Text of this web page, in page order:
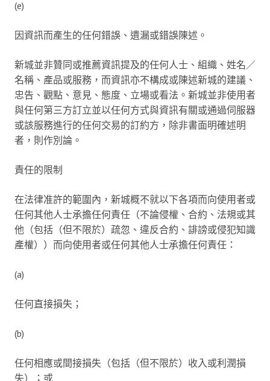
(e)
因資訊而產生的任何錯誤、遺漏或錯誤陳述。
新城並非贊同或推薦資訊提及的任何人士、組織、姓名／
名稱、產品或服務，而資訊亦不構成或陳述新城的建議、
忠告、觀點、意見、態度、立場或看法。新城並非使用者
與任何第三方訂立並以任何方式與資訊有關或通過伺服器
或該服務進行的任何交易的訂約方，除非書面明確述明
者，則作別論。
責任的限制
在法律准許的範圍內，新城概不就以下各項而向使用者或
任何其他人士承擔任何責任（不論侵權、合約、法規或其
他（包括（但不限於）疏忽、違反合約、誹謗或侵犯知識
產權））而向使用者或任何其他人士承擔任何責任：
(a)
任何直接損失；
(b)
任何相應或間接損失（包括（但不限於）收入或利潤損
失）；或